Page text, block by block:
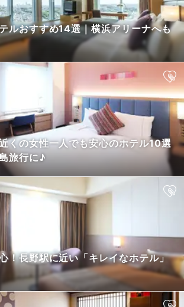
ルおすすめ14選｜横浜アリーナへも
くの女性一人でも安心のホテル10選
旅行に♪
！長野駅に近い「キレイなホテル」